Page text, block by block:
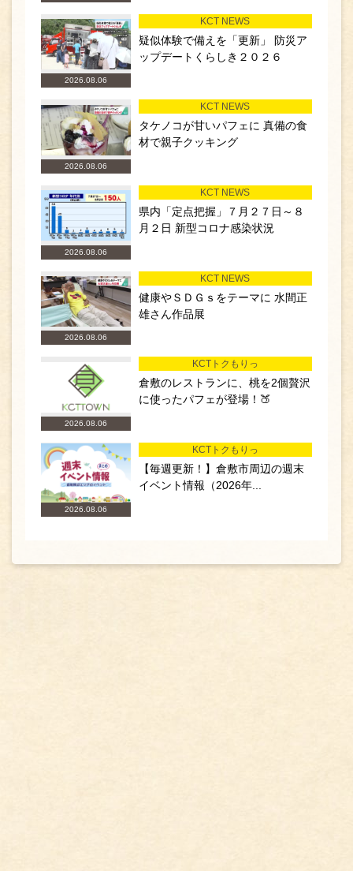
2026.08.06
KCT NEWS
疑似体験で備えを「更新」 防災ア
ップデートくらしき２０２６
2026.08.06
KCT NEWS
タケノコが甘いパフェに 真備の食
材で親子クッキング
2026.08.06
KCT NEWS
県内「定点把握」７月２７日～８
月２日 新型コロナ感染状況
2026.08.06
KCT NEWS
健康やＳＤＧｓをテーマに 水間正
雄さん作品展
2026.08.06
KCTトクもりっ
倉敷のレストランに、桃を2個贅沢
に使ったパフェが登場！🍑
2026.08.06
KCTトクもりっ
【毎週更新！】倉敷市周辺の週末
イベント情報（2026年...